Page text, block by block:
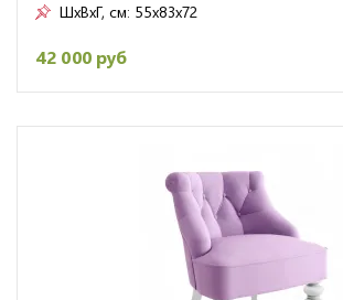
ШxВxГ, см: 55x83x72
42 000 руб